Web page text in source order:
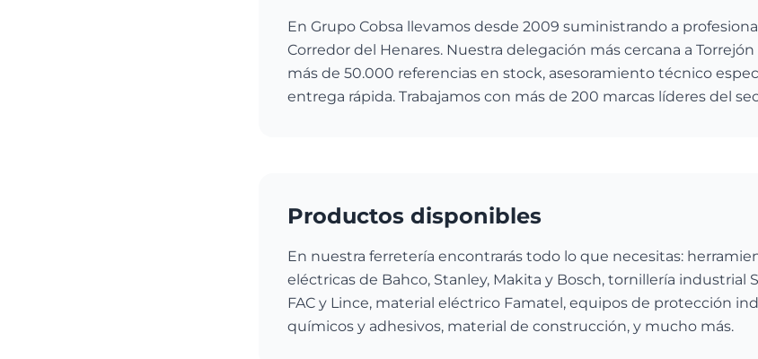
En Grupo Cobsa llevamos desde 2009 suministrando a
Corredor del Henares. Nuestra delegación más cercana a
más de 50.000 referencias en stock, asesoramiento técnico
entrega rápida. Trabajamos con más de 200 marcas líderes del
Productos disponibles
En nuestra ferretería encontrarás todo lo que necesitas:
eléctricas de Bahco, Stanley, Makita y Bosch, tornillería industrial
FAC y Lince, material eléctrico Famatel, equipos de protección
químicos y adhesivos, material de construcción, y mucho más.